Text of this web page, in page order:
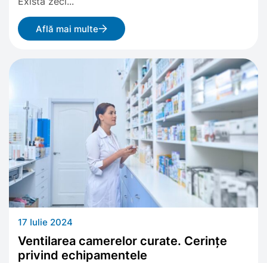
Află mai multe
17 Iulie 2024
Ventilarea camerelor curate. Cerințe
privind echipamentele